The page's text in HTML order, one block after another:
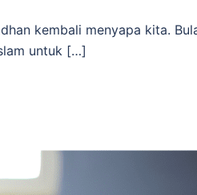
kembali menyapa kita.
untuk […]